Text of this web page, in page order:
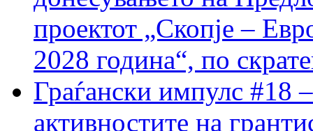
проектот „Скопје –
2028 година“, по
Граѓански импулс #18
активностите на